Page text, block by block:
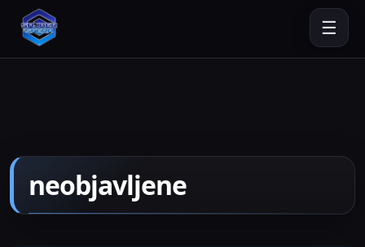
☰
neobjavljene